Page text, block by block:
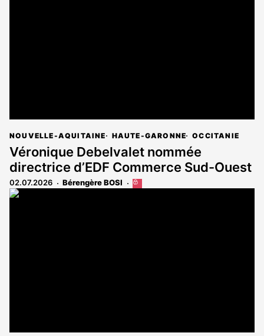
NOUVELLE-AQUITAINE HAUTE-GARONNE OCCITANIE
Véronique Debelvalet nommée
directrice d’EDF Commerce Sud-Ouest
02.07.2026 Bérengère BOSI
Cet